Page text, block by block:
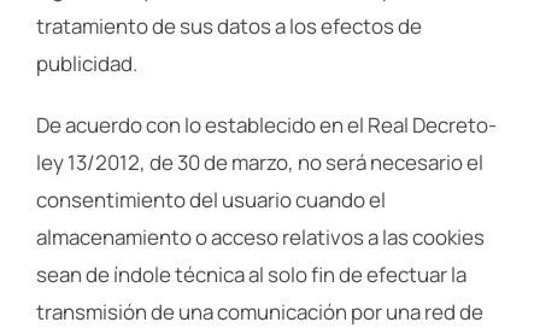
tratamiento de sus datos a los efectos de
publicidad.
De acuerdo con lo establecido en el Real Decreto-
ley 13/2012, de 30 de marzo, no será necesario el
consentimiento del usuario cuando el
almacenamiento o acceso relativos a las cookies
sean de índole técnica al solo fin de efectuar la
transmisión de una comunicación por una red de